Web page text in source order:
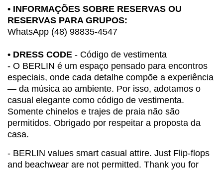
• INFORMAÇÕES SOBRE RESERVAS OU
RESERVAS PARA GRUPOS:
WhatsApp (48) 98835-4547
• DRESS CODE - Código de vestimenta
- O BERLIN é um espaço pensado para encontros
especiais, onde cada detalhe compõe a experiência
— da música ao ambiente. Por isso, adotamos o
casual elegante como código de vestimenta.
Somente chinelos e trajes de praia não são
permitidos. Obrigado por respeitar a proposta da
casa.
- BERLIN values smart casual attire. Just Flip-flops
and beachwear are not permitted. Thank you for